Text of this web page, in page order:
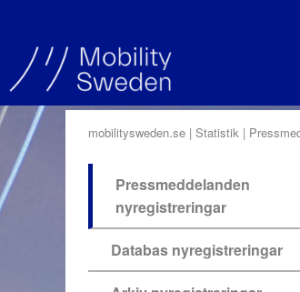
mobilitysweden.se Statistik
Pressmeddelanden
nyregistreringar
Databas nyregistreringar